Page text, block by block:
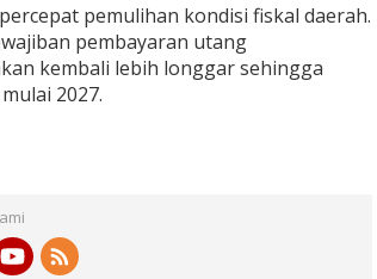
pemulihan kondisi fiskal daerah.
pembayaran utang
kembali lebih longgar sehingga
2027.